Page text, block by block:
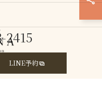
2415
LINE予約
ALL RIGHTS RESERVED.